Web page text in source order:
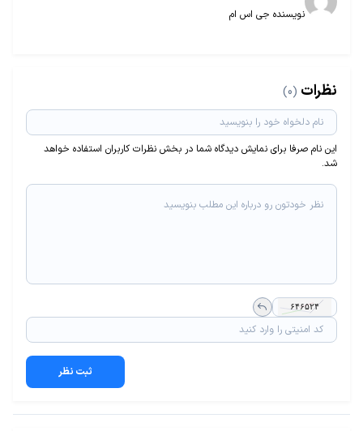
نویسنده جی اس ام
نظرات (0)
این نام صرفا برای نمایش دیدگاه شما در بخش نظرات کاربران استفاده خواهد
شد.
ثبت نظر